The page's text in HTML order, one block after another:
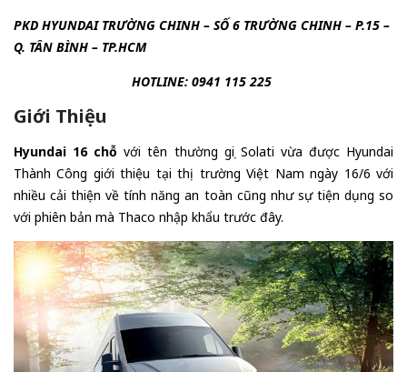
PKD HYUNDAI TRƯỜNG CHINH – SỐ 6 TRƯỜNG CHINH – P.15 –
Q. TÂN BÌNH – TP.HCM
HOTLINE: 0941 115 225
Giới Thiệu
Hyundai 16 chỗ với tên thường gọi Solati vừa được Hyundai
Thành Công giới thiệu tại thị trường Việt Nam ngày 16/6 với
nhiều cải thiện về tính năng an toàn cũng như sự tiện dụng so
với phiên bản mà Thaco nhập khẩu trước đây.